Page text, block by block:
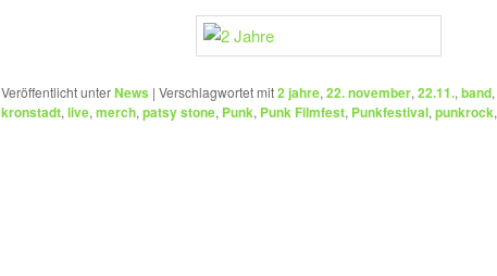
Veröffentlicht unterNews | Verschlagwortet mit2 jahre, 22. november, 22.11., band,
kronstadt, live, merch, patsy stone, Punk, Punk Filmfest, Punkfestival, punkrock,